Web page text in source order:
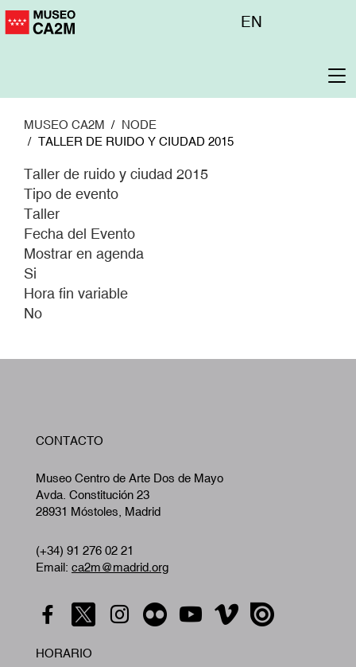
Pasar
Menú
EN
MUSEO CA2M
NODE
TALLER DE RUIDO Y CIUDAD 2015
Taller de ruido y ciudad 2015
Tipo de evento
Taller
Fecha del Evento
Mostrar en agenda
Si
Hora fin variable
No
CONTACTO
Museo Centro de Arte Dos de Mayo
Avda. Constitución 23
28931 Móstoles, Madrid
(+34) 91 276 02 21
Email: ca2m@madrid.org
HORARIO